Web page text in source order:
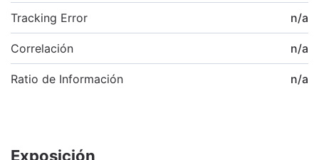
Tracking Error n/a
Correlación n/a
Ratio de Información n/a
Exposición